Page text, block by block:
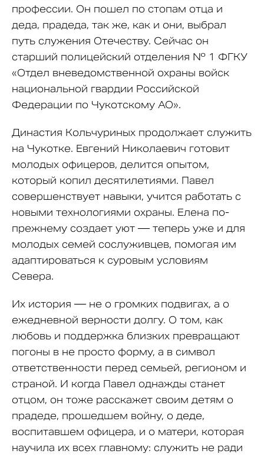
профессии. Он пошел по стопам отца и
деда, прадеда, так же, как и они, выбрал
путь служения Отечеству. Сейчас он
старший полицейский отделения № 1 ФГКУ
«Отдел вневедомственной охраны войск
национальной гвардии Российской
Федерации по Чукотскому АО».
Династия Кольчуриных продолжает служить
на Чукотке. Евгений Николаевич готовит
молодых офицеров, делится опытом,
который копил десятилетиями. Павел
совершенствует навыки, учится работать с
новыми технологиями охраны. Елена по-
прежнему создает уют — теперь уже и для
молодых семей сослуживцев, помогая им
адаптироваться к суровым условиям
Севера.
Их история — не о громких подвигах, а о
ежедневной верности долгу. О том, как
любовь и поддержка близких превращают
погоны в не просто форму, а в символ
ответственности перед семьей, регионом и
страной. И когда Павел однажды станет
отцом, он тоже расскажет своим детям о
прадеде, прошедшем войну, о деде,
воспитавшем офицера, и о матери, которая
научила их всех главному: служить не ради